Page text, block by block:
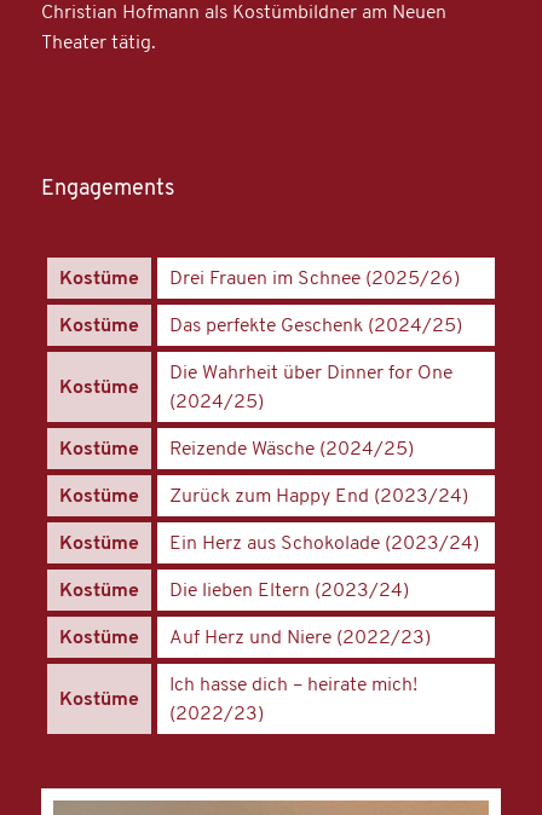
Christian Hofmann als Kostümbildner am Neuen
Theater tätig.
Engagements
Kostüme Drei Frauen im Schnee (2025/26)
Kostüme Das perfekte Geschenk (2024/25)
Kostüme
Die Wahrheit über Dinner for One
(2024/25)
Kostüme Reizende Wäsche (2024/25)
Kostüme Zurück zum Happy End (2023/24)
Kostüme Ein Herz aus Schokolade (2023/24)
Kostüme Die lieben Eltern (2023/24)
Kostüme Auf Herz und Niere (2022/23)
Kostüme
Ich hasse dich – heirate mich!
(2022/23)